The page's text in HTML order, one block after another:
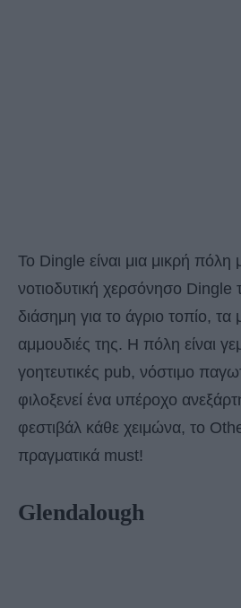
Το Dingle είναι μια μικρή πόλη
νοτιοδυτική χερσόνησο Dingle
διάσημη για το άγριο τοπίο, τα
αμμουδιές της. Η πόλη είναι
γοητευτικές pub, νόστιμο
φιλοξενεί ένα υπέροχο
φεστιβάλ κάθε χειμώνα, το
πραγματικά must!
Glendalough